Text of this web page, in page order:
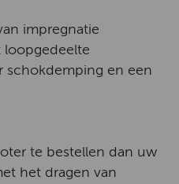
impregnatie
loopgedeelte
schokdemping en een
te bestellen dan uw
het dragen van